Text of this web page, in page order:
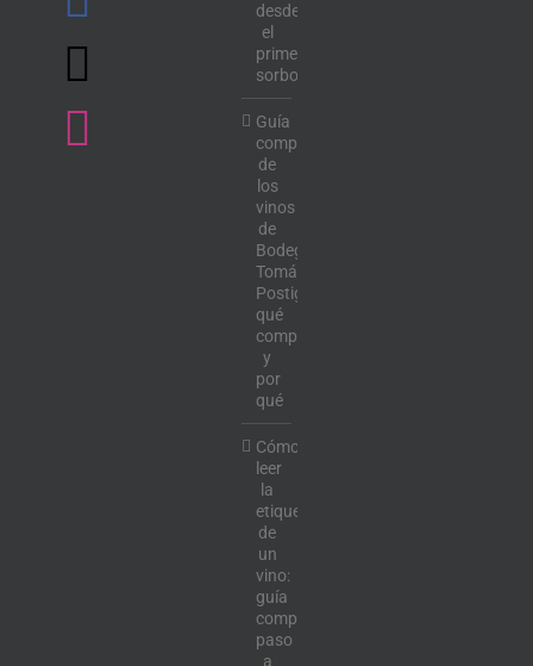
desde
el
primer
sorbo
Guía
completa
de
los
vinos
de
Bodega
Tomás
Postigo:
qué
comprar
y
por
qué
Cómo
leer
la
etiqueta
de
un
vino:
guía
completa
paso
a